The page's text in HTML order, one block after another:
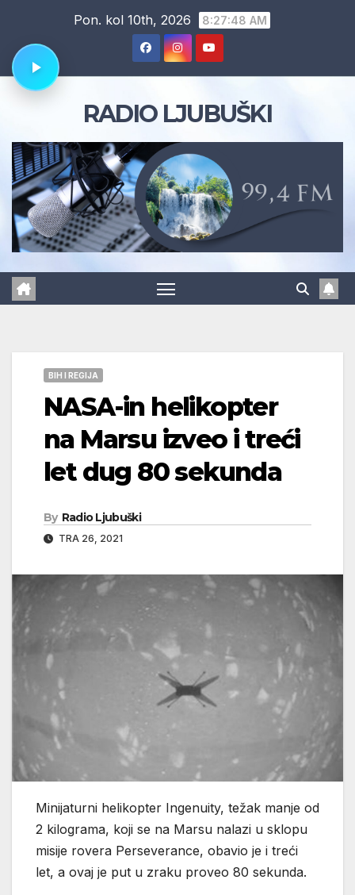
content
Pon. kol 10th, 2026 8:27:49 AM
RADIO LJUBUŠKI
BIH I REGIJA
NASA-in helikopter
na Marsu izveo i treći
let dug 80 sekunda
By Radio Ljubuški
TRA 26, 2021
Minijaturni helikopter Ingenuity, težak manje od
2 kilograma, koji se na Marsu nalazi u sklopu
misije rovera Perseverance, obavio je i treći
let, a ovaj je put u zraku proveo 80 sekunda.